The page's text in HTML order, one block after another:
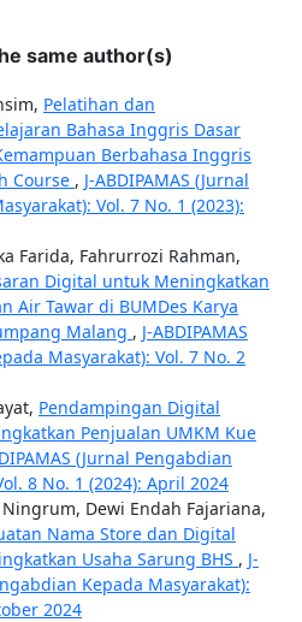
same author(s)
Pelatihan dan
Bahasa Inggris Dasar
Berbahasa Inggris
Course , J-ABDIPAMAS (Jurnal
Vol. 7 No. 1 (2023):
Farida, Fahrurrozi Rahman,
Digital untuk Meningkatkan
Air Tawar di BUMDes Karya
Malang , J-ABDIPAMAS
Masyarakat): Vol. 7 No. 2
Pendampingan Digital
Penjualan UMKM Kue
(Jurnal Pengabdian
8 No. 1 (2024): April 2024
Dewi Endah Fajariana,
Nama Store dan Digital
Usaha Sarung BHS , J-
Kepada Masyarakat):
2024